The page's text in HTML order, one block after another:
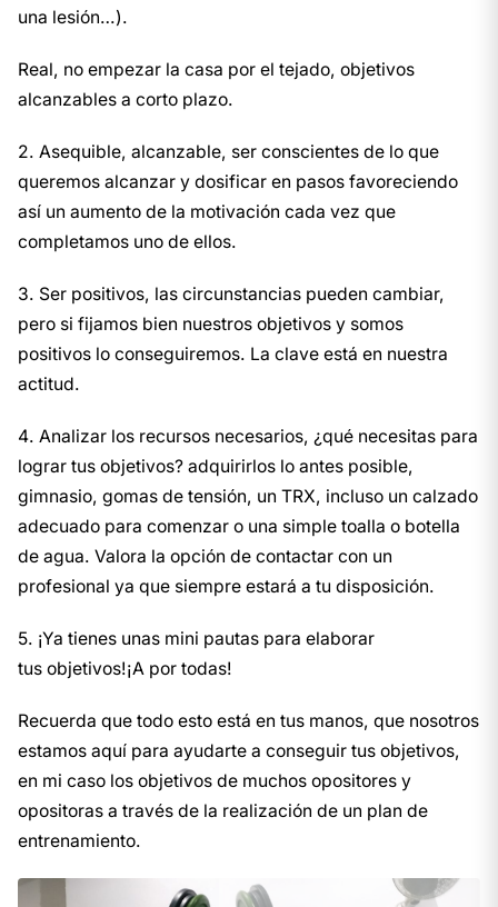
una lesión…).
Real, no empezar la casa por el tejado, objetivos
alcanzables a corto plazo.
2️. Asequible, alcanzable, ser conscientes de lo que
queremos alcanzar y dosificar en pasos favoreciendo
así un aumento de la motivación cada vez que
completamos uno de ellos.
3️. Ser positivos, las circunstancias pueden cambiar,
pero si fijamos bien nuestros objetivos y somos
positivos lo conseguiremos. La clave está en nuestra
actitud.
4️. Analizar los recursos necesarios, ¿qué necesitas para
lograr tus objetivos? adquirirlos lo antes posible,
gimnasio, gomas de tensión, un TRX, incluso un calzado
adecuado para comenzar o una simple toalla o botella
de agua. Valora la opción de contactar con un
profesional ya que siempre estará a tu disposición.
5️. ¡Ya tienes unas mini pautas para elaborar
tus objetivos!¡A por todas!
Recuerda que todo esto está en tus manos, que nosotros
estamos aquí para ayudarte a conseguir tus objetivos,
en mi caso los objetivos de muchos opositores y
opositoras a través de la realización de un plan de
entrenamiento.